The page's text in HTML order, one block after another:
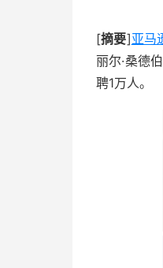
[摘要]亚马
丽尔·桑德
聘1万人。